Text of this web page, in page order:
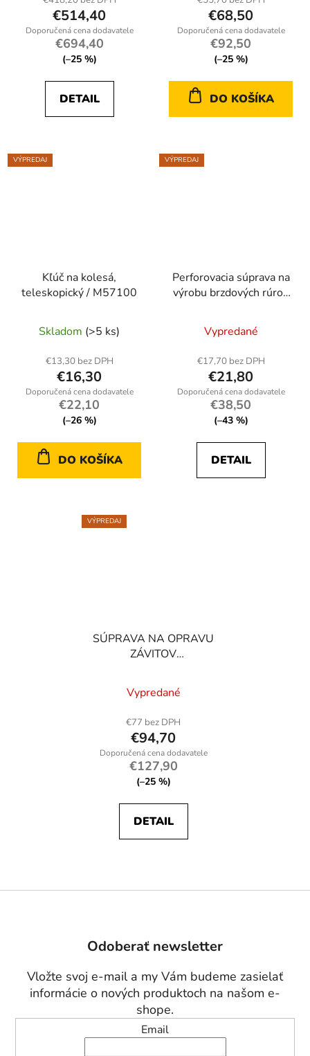
€514,40
€694,40
(–25 %)
DETAIL
€68,50
€92,50
(–25 %)
DO KOŠÍKA
VÝPREDAJ
Kľúč na kolesá,
teleskopický / M57100
Skladom (>5 ks)
€13,30 bez DPH
€16,30
€22,10
(–26 %)
DO KOŠÍKA
VÝPREDAJ
Perforovacia súprava na
výrobu brzdových rúrok
Vypredané
€17,70 bez DPH
€21,80
€38,50
(–43 %)
DETAIL
VÝPREDAJ
SÚPRAVA NA OPRAVU
ZÁVITOV
Vypredané
€77 bez DPH
€94,70
€127,90
(–25 %)
DETAIL
Odoberať newsletter
Vložte svoj e-mail a my Vám budeme zasielať
informácie o nových produktoch na našom e-
shope.
Email